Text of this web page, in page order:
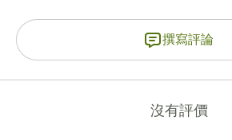
撰寫評論
沒有評價